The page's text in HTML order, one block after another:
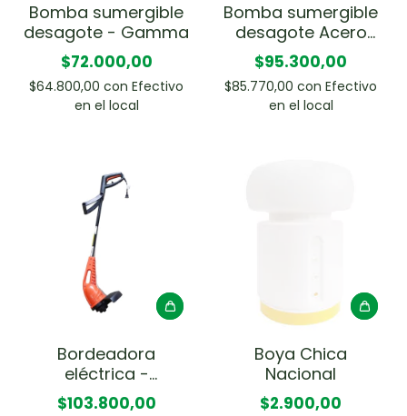
Bomba sumergible
desagote - Gamma
$72.000,00
$64.800,00 con Efectivo
en el local
Bomba sumergible
desagote Acero
Inoxidable -
Gamma
$95.300,00
$85.770,00 con Efectivo
en el local
Bordeadora
eléctrica -
Tramontina
$103.800,00
Boya Chica
Nacional
$2.900,00